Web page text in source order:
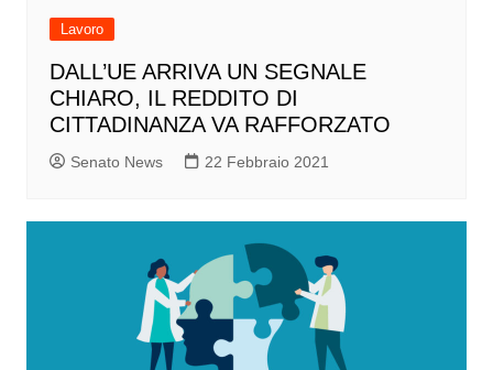
Lavoro
DALL’UE ARRIVA UN SEGNALE
CHIARO, IL REDDITO DI
CITTADINANZA VA RAFFORZATO
Senato News 22 Febbraio 2021